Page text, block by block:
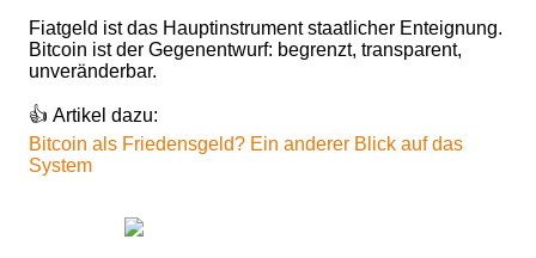
Fiatgeld ist das Hauptinstrument staatlicher Enteignung.
Bitcoin ist der Gegenentwurf: begrenzt, transparent,
unveränderbar.
👍 Artikel dazu:
Bitcoin als Friedensgeld? Ein anderer Blick auf das
System